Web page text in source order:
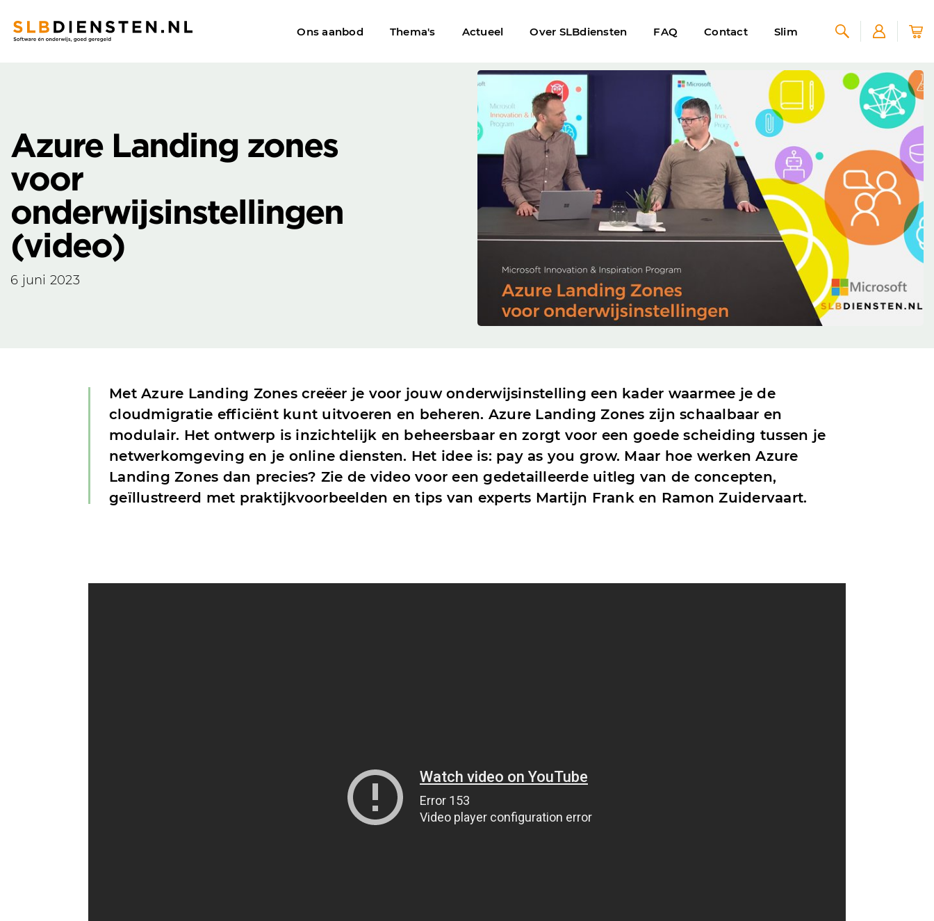
Ons aanbod Thema's Actueel Over SLBdiensten FAQ Contact Slim
SLBdiensten / Nieuws overzicht / Azure Landing Zones voor onderwijsinstellingen (v…
Azure Landing zones
voor
onderwijsinstellingen
(video)
6 juni 2023
Met Azure Landing Zones creëer je voor jouw onderwijsinstelling een kader waarmee je de
cloudmigratie efficiënt kunt uitvoeren en beheren. Azure Landing Zones zijn schaalbaar en
modulair. Het ontwerp is inzichtelijk en beheersbaar en zorgt voor een goede scheiding tussen je
netwerkomgeving en je online diensten. Het idee is: pay as you grow. Maar hoe werken Azure
Landing Zones dan precies? Zie de video voor een gedetailleerde uitleg van de concepten,
geïllustreerd met praktijkvoorbeelden en tips van experts Martijn Frank en Ramon Zuidervaart.